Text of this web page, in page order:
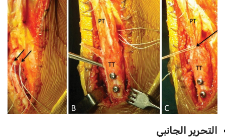
التحرير الجانبي